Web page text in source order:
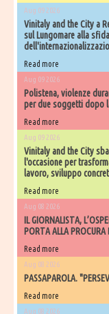
Aug 09 2026
Vinitaly and the City a
sul Lungomare alla sfida
Read more
Aug 09 2026
Polistena, violenze
per due soggetti dopo
Read more
Aug 09 2026
Vinitaly and the City
l'occasione per
lavoro, sviluppo
Read more
Aug 08 2026
IL GIORNALISTA,
PORTA ALLA PROCURA
Read more
Aug 08 2026
PASSAPAROLA.
Read more
Aug 08 2026